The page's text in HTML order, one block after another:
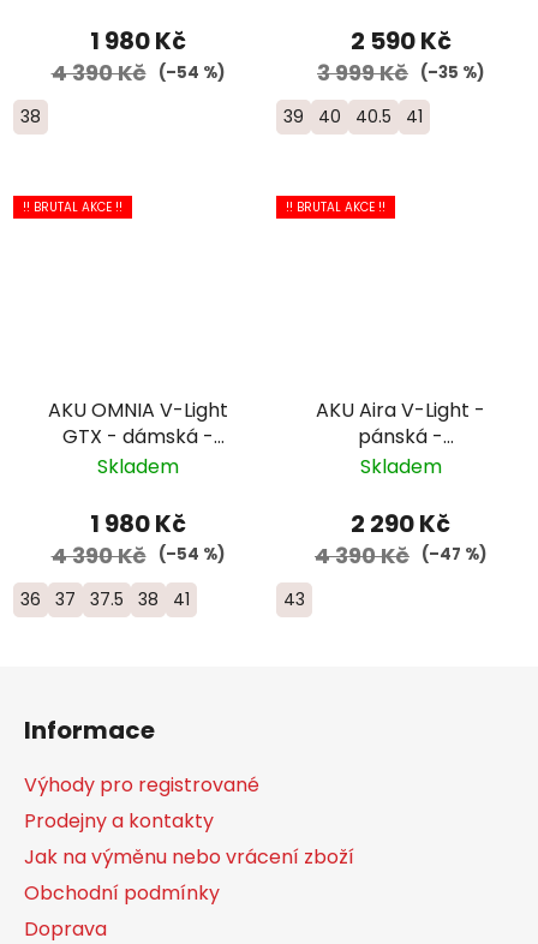
1 980 Kč
4 390 Kč (–54 %)
38
2 590 Kč
3 999 Kč (–35 %)
39 40 40.5 41
!! BRUTAL AKCE !!
AKU OMNIA V-Light
GTX - dámská -
modrá
Skladem
1 980 Kč
4 390 Kč (–54 %)
36 37 37.5 38 41
!! BRUTAL AKCE !!
AKU Aira V-Light -
pánská -
černá/oranžová
Skladem
2 290 Kč
4 390 Kč (–47 %)
43
Informace
Výhody pro registrované
Prodejny a kontakty
Jak na výměnu nebo vrácení zboží
Obchodní podmínky
Doprava